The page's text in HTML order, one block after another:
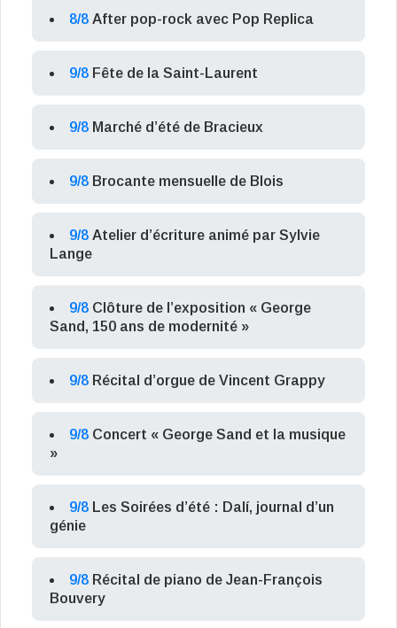
8/8 After pop-rock avec Pop Replica
9/8 Fête de la Saint-Laurent
9/8 Marché d’été de Bracieux
9/8 Brocante mensuelle de Blois
9/8 Atelier d’écriture animé par Sylvie
Lange
9/8 Clôture de l’exposition « George
Sand, 150 ans de modernité »
9/8 Récital d’orgue de Vincent Grappy
9/8 Concert « George Sand et la musique
»
9/8 Les Soirées d’été : Dalí, journal d’un
génie
9/8 Récital de piano de Jean-François
Bouvery